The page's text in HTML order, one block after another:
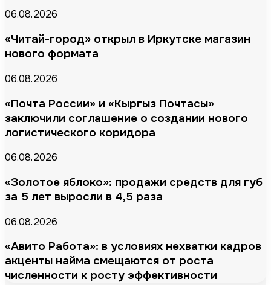
06.08.2026
«Читай-город» открыл в Иркутске магазин
нового формата
06.08.2026
«Почта России» и «Кыргыз Почтасы»
заключили соглашение о создании нового
логистического коридора
06.08.2026
«Золотое яблоко»: продажи средств для губ
за 5 лет выросли в 4,5 раза
06.08.2026
«Авито Работа»: в условиях нехватки кадров
акценты найма смещаются от роста
численности к росту эффективности